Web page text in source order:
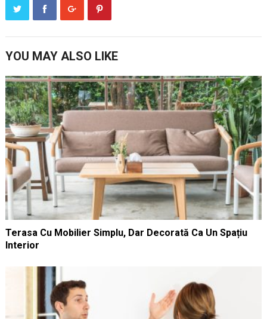
YOU MAY ALSO LIKE
Terasa Cu Mobilier Simplu, Dar Decorată Ca Un Spațiu
Interior